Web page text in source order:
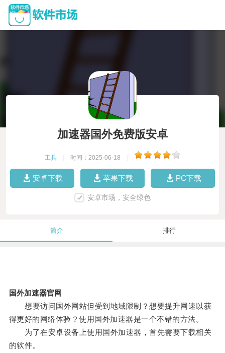
加速器国外免费版安卓
工具 时间：2025-06-18
安卓下载 苹果下载 PC下载
安卓市场，安全绿色
简介 排行
国外加速器官网
想要访问国外网站但受到地域限制？想要提升网速以获
得更好的网络体验？使用国外加速器是一个不错的方法。
为了在安卓设备上使用国外加速器，首先需要下载相关
的软件。